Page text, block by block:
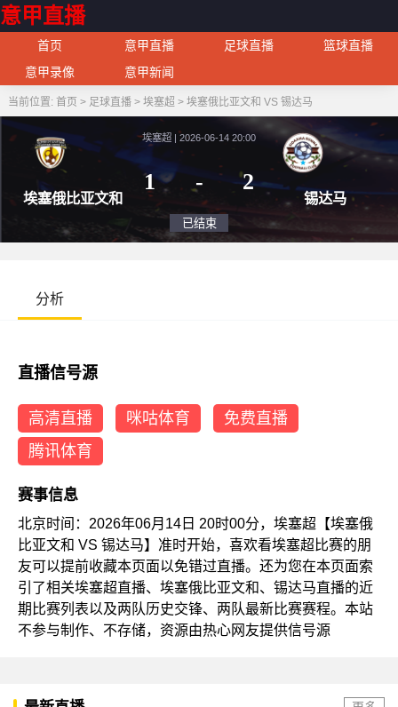
意甲直播
首页 意甲直播 足球直播
篮球直播
意甲录像
意甲新闻
当前位置: 首页 > 足球直播> 埃塞超 > 埃塞俄比亚文和 VS 锡达马
埃塞俄比亚文和
埃塞超 | 2026-06-14 20:00
1
锡
分析
直播信号源
高清直播 咪咕体育
免费直播
腾讯体育
赛事信息
北京时间：2026年06月14日 20时00分，埃塞超【埃塞俄
比亚文和 VS 锡达马】准时开始，喜欢看埃塞超比赛的朋
友可以提前收藏本页面以免错过直播。还为您在本页面索
引了相关埃塞超直播、埃塞俄比亚文和、锡达马直播的近
期比赛列表以及两队历史交锋、两队最新比赛赛程。本站
不参与制作、不存储，资源由热心网友提供信号源